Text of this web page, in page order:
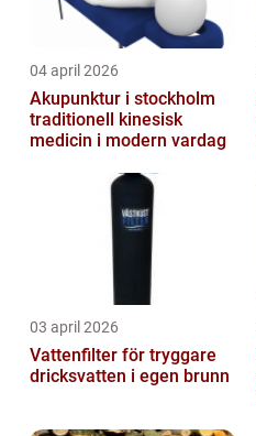
04 april 2026
Akupunktur i stockholm
traditionell kinesisk
medicin i modern vardag
03 april 2026
Vattenfilter för tryggare
dricksvatten i egen brunn